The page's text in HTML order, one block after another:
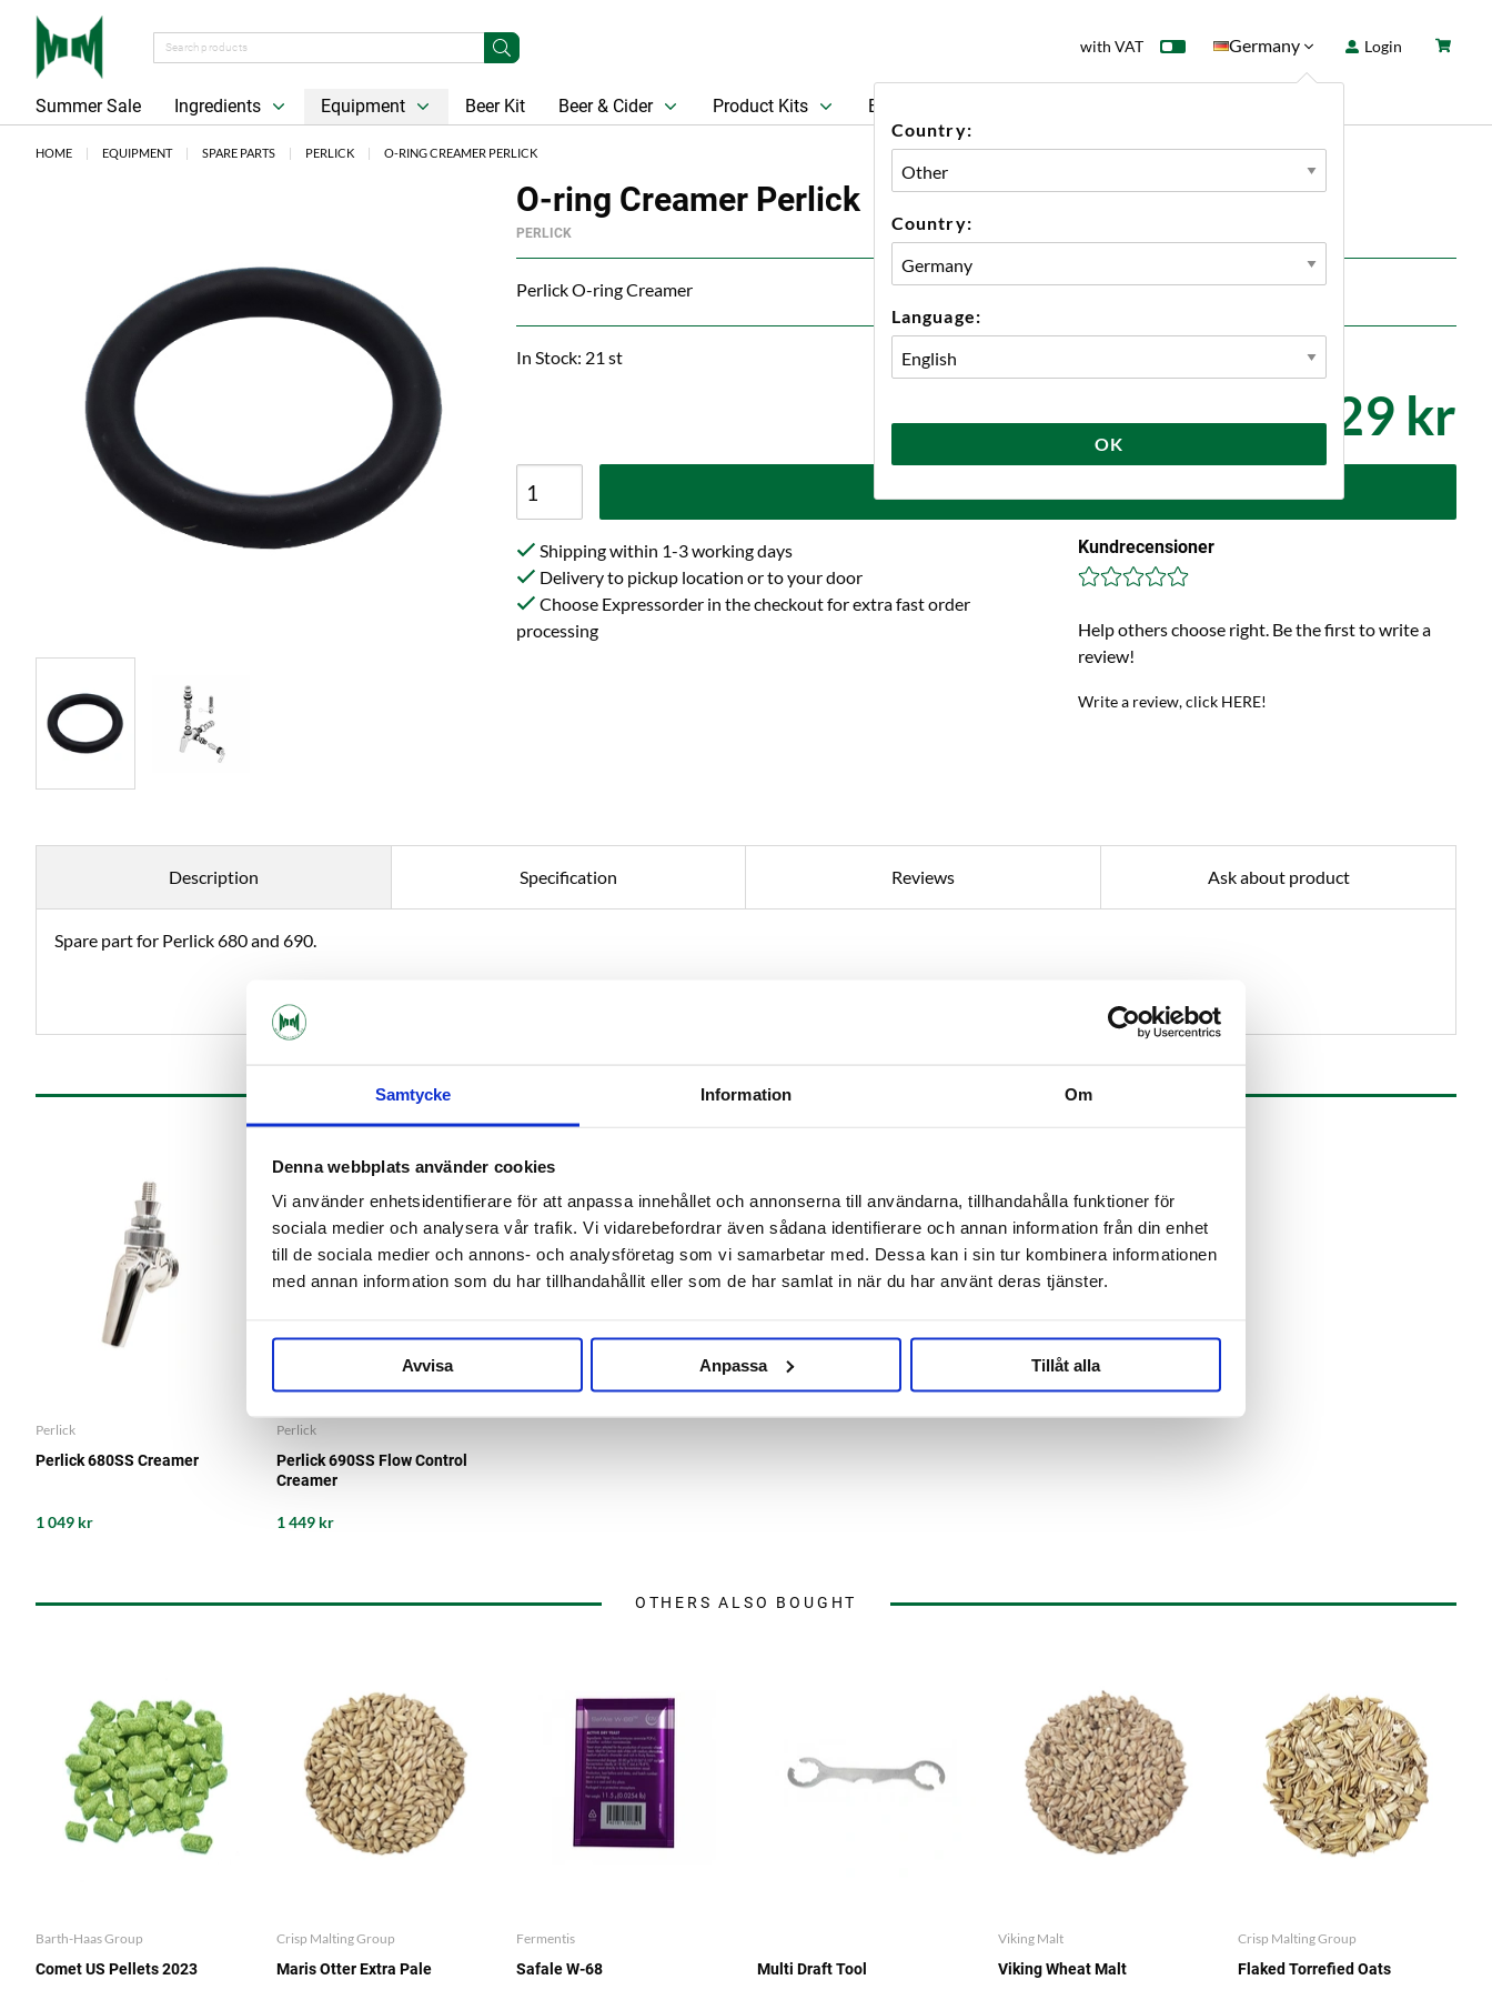
Samtycke Information Om
Denna webbplats använder cookies
Vi använder enhetsidentifierare för att anpassa innehållet och annonserna till användarna, tillhandahålla funktioner för
sociala medier och analysera vår trafik. Vi vidarebefordrar även sådana identifierare och annan information från din enhet
till de sociala medier och annons- och analysföretag som vi samarbetar med. Dessa kan i sin tur kombinera informationen
med annan information som du har tillhandahållit eller som de har samlat in när du har använt deras tjänster.
Avvisa Anpassa Tillåt alla
with VAT Germany
Country:
Country:
Language:
OK
Login
Summer Sale Ingredients Equipment Beer Kit Beer & Cider Product Kits Beer
HOME EQUIPMENT SPARE PARTS PERLICK O-RING CREAMER PERLICK
O-ring Creamer Perlick
PERLICK
Perlick O-ring Creamer
In Stock: 21 st
29 kr
Shipping within 1-3 working days
Delivery to pickup location or to your door
Choose Expressorder in the checkout for extra fast order
processing
Kundrecensioner
Help others choose right. Be the first to write a
review!
Write a review, click HERE!
Description Specification Reviews Ask about product
Spare part for Perlick 680 and 690.
RELATED PRODUCTS
Perlick
Perlick 680SS Creamer
1 049 kr
Perlick
Perlick 690SS Flow Control
Creamer
1 449 kr
OTHERS ALSO BOUGHT
Barth-Haas Group
Comet US Pellets 2023
Crisp Malting Group
Maris Otter Extra Pale
Fermentis
Safale W-68 Multi Draft Tool
Viking Malt
Viking Wheat Malt
Crisp Malting Group
Flaked Torrefied Oats